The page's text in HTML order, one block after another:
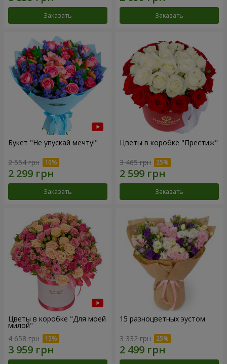
Заказать Заказать
Букет "Не упускай мечту!"
2 554 грн
Заказать
Цветы в коробке "Престиж"
3 465 грн
Заказать
Цветы в коробке "Для моей
милой"
4 658 грн
15 разноцветных эустом
3 332 грн